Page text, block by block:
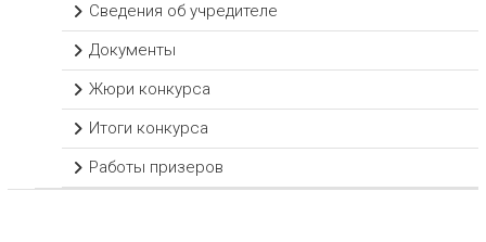
Сведения об учредителе
Документы
Жюри конкурса
Итоги конкурса
Работы призеров